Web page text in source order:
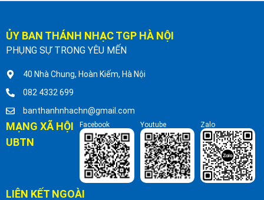
ỦY BAN THÁNH NHẠC TGP HÀ NỘI
PHỤNG SỰ TRONG YÊU MẾN
40 Nhà Chung, Hoàn Kiếm, Hà Nội
082 4332 699
banthanhnhachn@gmail.com
MẠNG XÃ HỘI
UBTN
Facebook Youtube Zalo
LIÊN KẾT NGOÀI